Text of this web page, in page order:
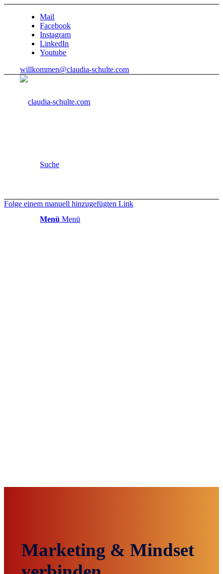
Mail
Facebook
Instagram
LinkedIn
Youtube
willkommen@claudia-schulte.com
Suche
Menü Menü
Folge einem manuell hinzugefügten Link
Marketing & Mindset